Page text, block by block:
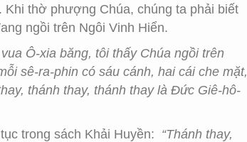
thờ phượng Chúa, chúng ta phải biết
ngồi trên Ngôi Vinh Hiển.
vua Ô-xia băng, tôi thấy Chúa ngồi trên
sê-ra-phin có sáu cánh, hai cái che mặt,
thánh thay, thánh thay là Đức Giê-hô-
trong sách Khải Huyền: “Thánh thay,